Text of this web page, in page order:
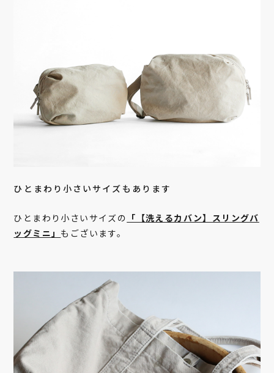
ひとまわり小さいサイズもあります
ひとまわり小さいサイズの 「【洗えるカバン】スリングバ
ッグミニ」 もございます。